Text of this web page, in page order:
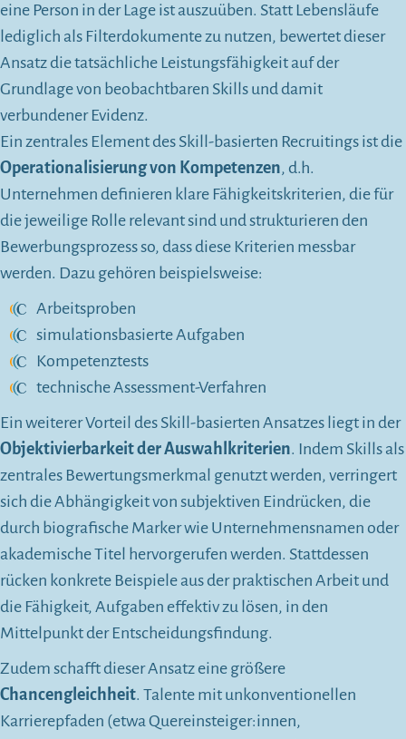
eine Person in der Lage ist auszuüben. Statt Lebensläufe
lediglich als Filterdokumente zu nutzen, bewertet dieser
Ansatz die tatsächliche Leistungsfähigkeit auf der
Grundlage von beobachtbaren Skills und damit
verbundener Evidenz.
Ein zentrales Element des Skill-basierten Recruitings ist die
Operationalisierung von Kompetenzen, d.h.
Unternehmen definieren klare Fähigkeitskriterien, die für
die jeweilige Rolle relevant sind und strukturieren den
Bewerbungsprozess so, dass diese Kriterien messbar
werden. Dazu gehören beispielsweise:
Arbeitsproben
simulationsbasierte Aufgaben
Kompetenztests
technische Assessment-Verfahren
Ein weiterer Vorteil des Skill-basierten Ansatzes liegt in der
Objektivierbarkeit der Auswahlkriterien. Indem Skills als
zentrales Bewertungsmerkmal genutzt werden, verringert
sich die Abhängigkeit von subjektiven Eindrücken, die
durch biografische Marker wie Unternehmensnamen oder
akademische Titel hervorgerufen werden. Stattdessen
rücken konkrete Beispiele aus der praktischen Arbeit und
die Fähigkeit, Aufgaben effektiv zu lösen, in den
Mittelpunkt der Entscheidungsfindung.
Zudem schafft dieser Ansatz eine größere
Chancengleichheit. Talente mit unkonventionellen
Karrierepfaden (etwa Quereinsteiger:innen,